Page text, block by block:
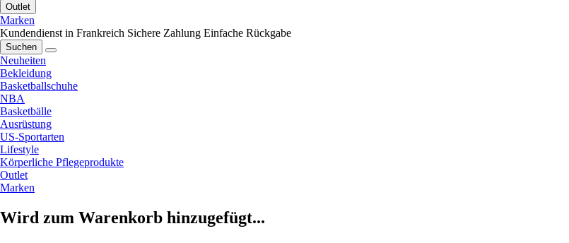
Outlet
Marken
Kundendienst in Frankreich Sichere Zahlung Einfache Rückgabe
Suchen
Neuheiten
Bekleidung
Basketballschuhe
NBA
Basketbälle
Ausrüstung
US-Sportarten
Lifestyle
Körperliche Pflegeprodukte
Outlet
Marken
Wird zum Warenkorb hinzugefügt...